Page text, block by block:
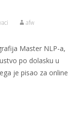
afw
Master NLP-a,
po dolasku u
je pisao za online